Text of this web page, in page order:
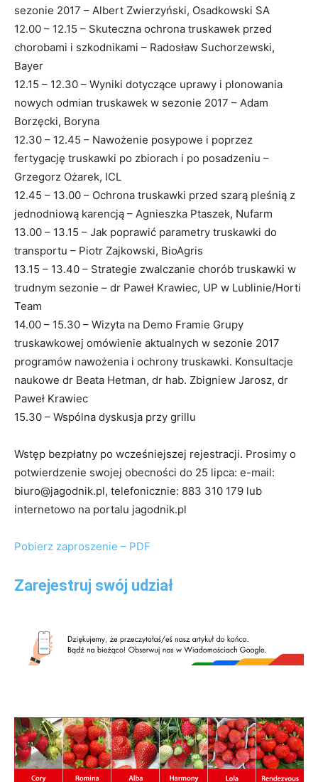
sezonie 2017 – Albert Zwierzyński, Osadkowski SA
12.00 – 12.15 – Skuteczna ochrona truskawek przed
chorobami i szkodnikami – Radosław Suchorzewski,
Bayer
12.15 – 12.30 – Wyniki dotyczące uprawy i plonowania
nowych odmian truskawek w sezonie 2017 – Adam
Borzęcki, Boryna
12.30 – 12.45 – Nawożenie posypowe i poprzez
fertygację truskawki po zbiorach i po posadzeniu –
Grzegorz Ożarek, ICL
12.45 – 13.00 – Ochrona truskawki przed szarą pleśnią z
jednodniową karencją – Agnieszka Ptaszek, Nufarm
13.00 – 13.15 – Jak poprawić parametry truskawki do
transportu – Piotr Zajkowski, BioAgris
13.15 – 13.40 – Strategie zwalczanie chorób truskawki w
trudnym sezonie – dr Paweł Krawiec, UP w Lublinie/Horti
Team
14.00 – 15.30 – Wizyta na Demo Framie Grupy
truskawkowej omówienie aktualnych w sezonie 2017
programów nawożenia i ochrony truskawki. Konsultacje
naukowe dr Beata Hetman, dr hab. Zbigniew Jarosz, dr
Paweł Krawiec
15.30 – Wspólna dyskusja przy grillu
Wstęp bezpłatny po wcześniejszej rejestracji. Prosimy o
potwierdzenie swojej obecności do 25 lipca: e-mail:
biuro@jagodnik.pl, telefonicznie: 883 310 179 lub
internetowo na portalu jagodnik.pl
Pobierz zaproszenie – PDF
Zarejestruj swój udział